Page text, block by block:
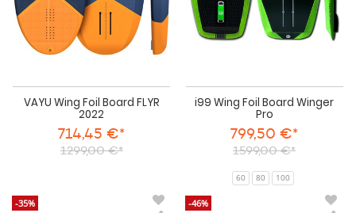
VAYU Wing Foil Board FLYR
2022
714,45 €*
1299,00 €*
i99 Wing Foil Board Winger
Pro
799,50 €*
1599,00 €*
60 80 100
-35% -46%